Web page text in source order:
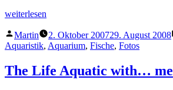
„Mehr
weiterlesen
Veröffentlicht
von
Martin 2. Oktober 200729. August 2008
Aquaristik, Aquarium, Fische, Fotos
The Life Aquatic with… me